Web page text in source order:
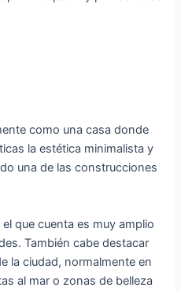
como una casa donde
la estética minimalista y
una de las construcciones
que cuenta es muy amplio
También cabe destacar
la ciudad, normalmente en
al mar o zonas de belleza